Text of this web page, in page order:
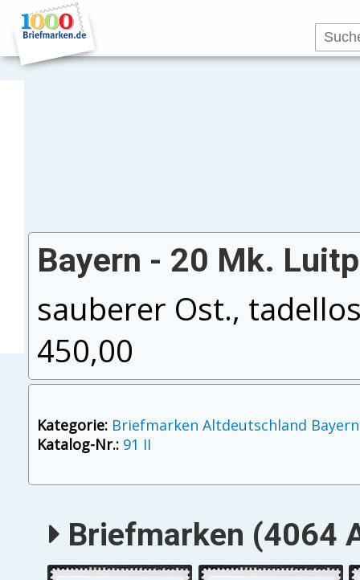
Bayern - 20 Mk.
sauberer Ost.,
450,00
Kategorie: Briefmarken Altdeutschland Bayern
Katalog-Nr.: 91 II
Briefmarken (4064